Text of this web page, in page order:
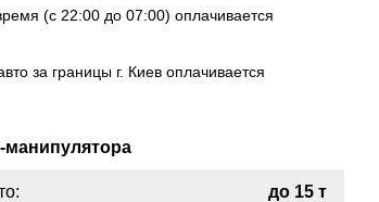
РЕМОНТ
(с 22:00 до 07:00) оплачивается
за границы г. Киев оплачивается
манипулятора
до 15 т